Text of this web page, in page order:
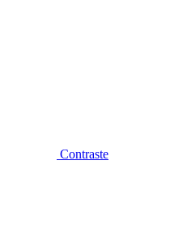
Contraste